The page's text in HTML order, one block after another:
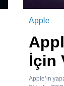
Apple
İçin
Apple’ın